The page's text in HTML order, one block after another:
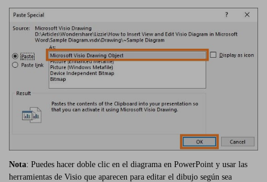
Nota: Puedes hacer doble clic en el diagrama en PowerPoint y usar las
herramientas de Visio que aparecen para editar el dibujo según sea